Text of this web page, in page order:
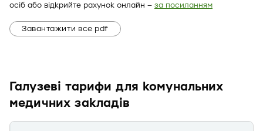
осіб або відкрийте рахунок онлайн – за посиланням
Завантажити все pdf
Галузеві тарифи для комунальних
медичних закладів